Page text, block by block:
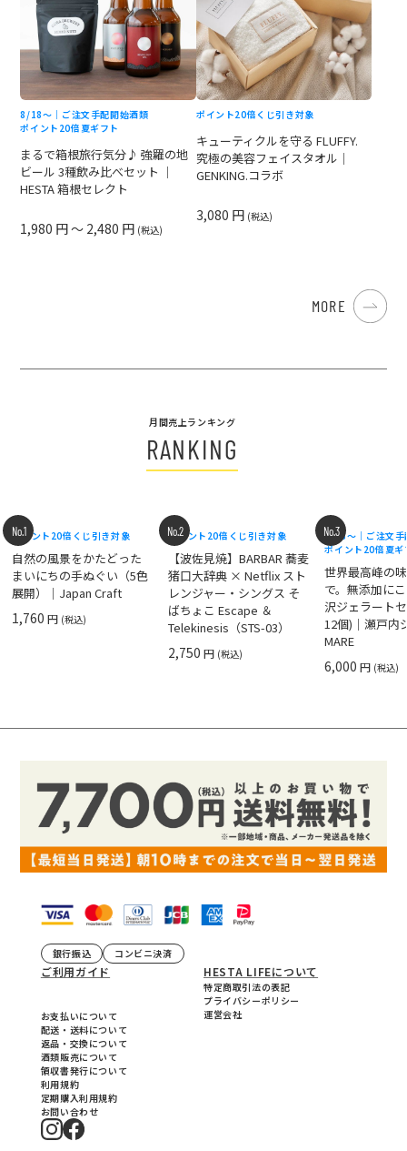
8/18〜｜ご注文手配開始酒類
ポイント20倍 夏ギフト
まるで箱根旅行気分♪ 強羅の地
ビール 3種飲み比べセット ｜
HESTA 箱根セレクト
1,980 円 ～ 2,480 円 (税込)
ポイント20倍 くじ引き対象
キューティクルを守る FLUFFY.
究極の美容フェイスタオル｜
GENKING.コラボ
3,080 円 (税込)
MORE
月間売上ランキング
RANKING
No.1
ポイント20倍 くじ引き対象
自然の風景をかたどった
まいにちの手ぬぐい（5色
展開）｜Japan Craft
1,760円 (税込)
No.2
ポイント20倍 くじ引き対象
【波佐見焼】BARBAR 蕎麦
猪口大辞典 × Netflix スト
レンジャー・シングス そ
ばちょこ Escape ＆
Telekinesis（STS-03）
2,750円 (税込)
No.3
8/18〜｜ご注文手
ポイント20倍 夏
世界最高峰の
で。無添加に
沢ジェラート
12個)｜瀬戸内
MARE
6,000円 (税込)
銀行振込 コンビニ決済
ご利用ガイド
お支払いについて
配送・送料について
返品・交換について
酒類販売について
領収書発行について
利用規約
定期購入利用規約
お問い合わせ
HESTA LIFEについて
特定商取引法の表記
プライバシーポリシー
運営会社